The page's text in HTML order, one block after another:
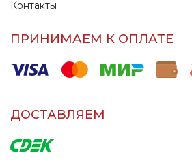
Контакты
ПРИНИМАЕМ К ОПЛАТЕ
ДОСТАВЛЯЕМ